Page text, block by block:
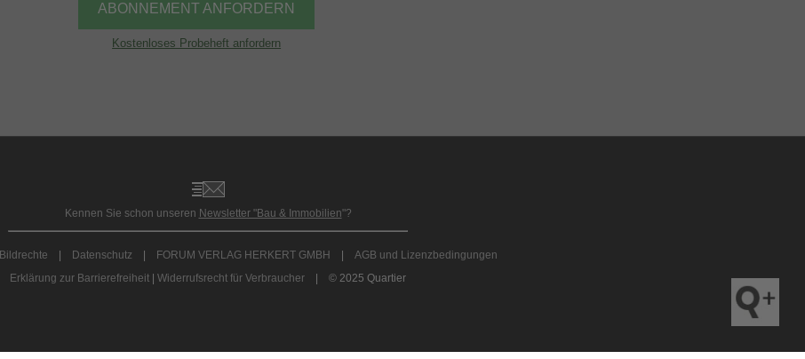
ABONNEMENT ANFORDERN
Kostenloses Probeheft anfordern
Kennen Sie schon unseren Newsletter "Bau & Immobilien"?
Bildrechte Datenschutz FORUM VERLAG HERKERT GMBH
AGB und Lizenzbedingungen
Erklärung zur Barrierefreiheit
Widerrufsrecht für Verbraucher | © 2025 Quartier